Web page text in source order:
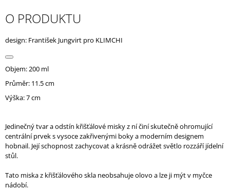
O PRODUKTU
design: František Jungvirt pro KLIMCHI
Objem: 200 ml
Průměr: 11.5 cm
Výška: 7 cm
Jedinečný tvar a odstín křišťálové misky z ní činí skutečně ohromující
centrální prvek s vysoce zakřivenými boky a moderním designem
hobnail. Její schopnost zachycovat a krásně odrážet světlo rozzáří jídelní
stůl.
Tato miska z křišťálového skla neobsahuje olovo a lze ji mýt v myčce
nádobí.
E
E